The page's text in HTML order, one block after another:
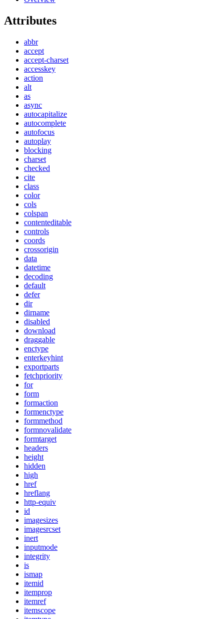
Attributes
abbr
accept
accept-charset
accesskey
action
alt
as
async
autocapitalize
autocomplete
autofocus
autoplay
blocking
charset
checked
cite
class
color
cols
colspan
contenteditable
controls
coords
crossorigin
data
datetime
decoding
default
defer
dir
dirname
disabled
download
draggable
enctype
enterkeyhint
exportparts
fetchpriority
for
form
formaction
formenctype
formmethod
formnovalidate
formtarget
headers
height
hidden
high
href
hreflang
http-equiv
id
imagesizes
imagesrcset
inert
inputmode
integrity
is
ismap
itemid
itemprop
itemref
itemscope